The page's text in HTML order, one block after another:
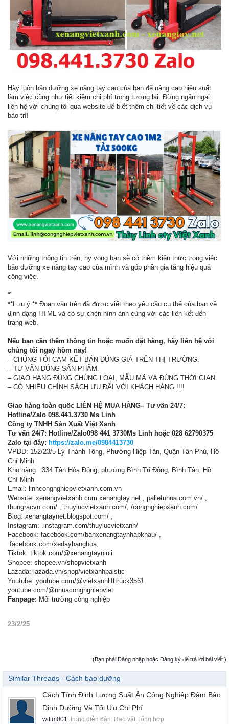
Hãy luôn bảo dưỡng xe nâng tay cao của bạn để nâng cao hiệu suất
làm việc cũng như tiết kiệm chi phí trong tương lai. Đừng ngần ngại
liên hệ với chúng tôi qua website để biết thêm chi tiết về các dịch vụ
bảo trì!
Với những thông tin trên, hy vọng bạn sẽ có thêm kiến thức trong việc
bảo dưỡng xe nâng tay cao của mình và góp phần gia tăng hiệu quả
công việc.
“`
**Lưu ý:** Đoạn văn trên đã được viết theo yêu cầu cụ thể của bạn về
định dạng HTML và có sự chèn hình ảnh cùng với các liên kết đến
trang web.
Nếu bạn cần thêm thông tin hoặc muốn đặt hàng, hãy liên hệ với
chúng tôi ngay hôm nay!
– CHÚNG TÔI CAM KẾT BÁN ĐÚNG GIÁ TRÊN THỊ TRƯỜNG.
– TƯ VẤN ĐÚNG SẢN PHẨM.
– GIAO HÀNG ĐÚNG CHỦNG LOẠI, MẪU MÃ VÀ ĐÚNG THỜI GIAN.
– CÓ NHIỀU CHÍNH SÁCH ƯU ĐÃI VỚI KHÁCH HÀNG.!!!!
Giao hàng toàn quốc LIÊN HỆ MUA HÀNG– Tư vấn 24/7:
Hotline/Zalo 098.441.3730 Ms Linh
Công ty TNHH Sản Xuất Việt Xanh
Tư vấn 24/7: Hotline/Zalo098 441 3730Ms Linh hoặc 028 62790375
Zalo tại đây: https://zalo.me/0984413730
VPĐD: 152/23/5 Lý Thánh Tông, Phường Hiệp Tân, Quận Tân Phú, Hồ
Chí Minh
Kho hàng : 334 Tân Hòa Đông, phường Bình Trị Đông, Bình Tân, Hồ
Chí Minh
Email: linhcongnghiepvietxanh.com.vn
Website: xenangvietxanh.com xenangtay.net , palletnhua.com.vn/ ,
thungracvn.com/ , thuylucvietxanh.com/, /congnghiepxanh.com/
Blog: xenangtaynet.blogspot.com/ ,
Instagram: .instagram.com/thuylucvietxanh/
Facebook: facebook.com/banxenangtaynhapkhau/ ,
.facebook.com/xedayhanghoa,
Tiktok: tiktok.com/@xenangtayniuli
Shopee: shopee.vn/shopvietxanh
Lazada: lazada.vn/shop/vietxanhpalstic
Youtube: youtube.com/@vietxanhlifttruck3561
youtube.com/@nhuacongnghiepviet
Fanpage: Môi trường công nghiệp
23/2/25
(Bạn phải Đăng nhập hoặc Đăng ký để trả lời bài viết.)
Similar Threads - Cách bảo dưỡng
Cách Tính Định Lượng Suất Ăn Công Nghiệp Đảm Bảo
Dinh Dưỡng Và Tối Ưu Chi Phí
wifim001 , trong diễn đàn: Rao vặt Tổng hợp